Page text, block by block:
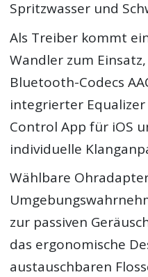
Spritzwasser und
Als Treiber kommt
Wandler zum
Bluetooth-Codecs
integrierter
Control App für iOS
individuelle
Wählbare
zur passiven
das ergonomische
austauschbaren